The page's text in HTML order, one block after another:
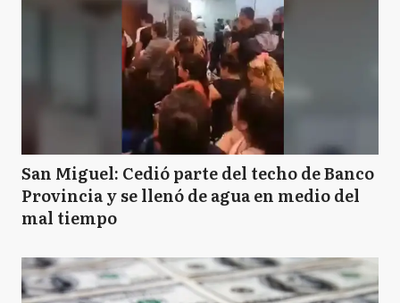
San Miguel: Cedió parte del techo de Banco
Provincia y se llenó de agua en medio del
mal tiempo